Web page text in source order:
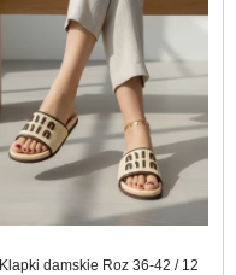
Klapki damskie Roz 36-42 / 12